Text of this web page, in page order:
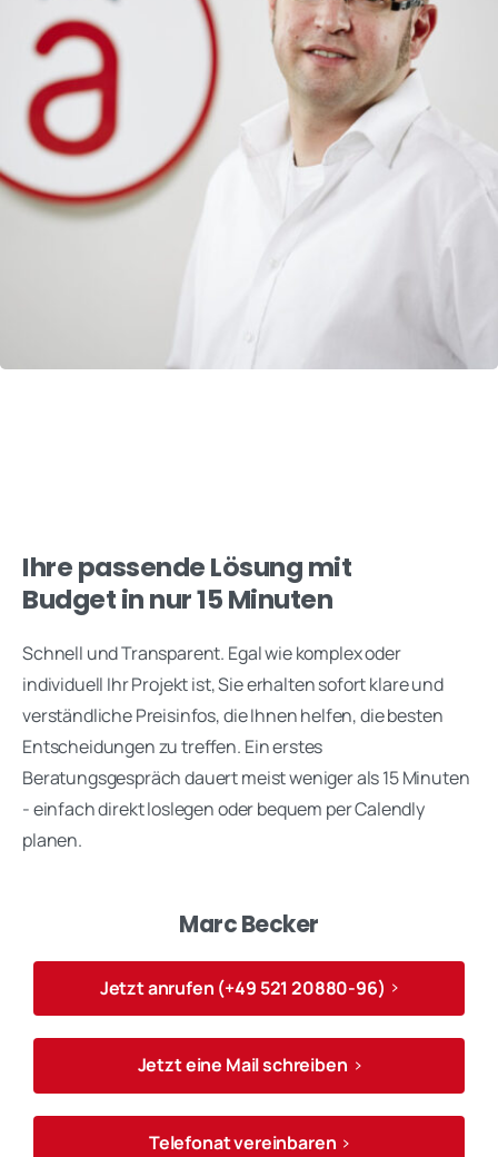
Ihre passende Lösung mit
Budget in nur 15 Minuten
Schnell und Transparent. Egal wie komplex oder
individuell Ihr Projekt ist, Sie erhalten sofort klare und
verständliche Preisinfos, die Ihnen helfen, die besten
Entscheidungen zu treffen. Ein erstes
Beratungsgespräch dauert meist weniger als 15 Minuten
- einfach direkt loslegen oder bequem per Calendly
planen.
Marc Becker
Jetzt anrufen (+49 521 20880-96)
Jetzt eine Mail schreiben
Telefonat vereinbaren